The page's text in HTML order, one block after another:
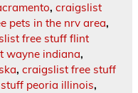
, craigslist
pets in the nrv area,
free stuff flint
wayne indiana,
, craigslist free stuff
peoria illinois,